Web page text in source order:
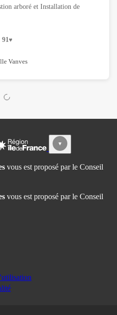
arboré et Installation de
91
Vanves